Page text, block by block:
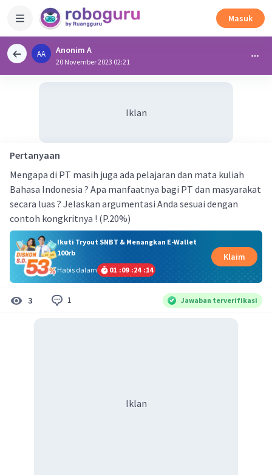
Masuk
AA Anonim A
20 November 2023 02:21
Iklan
Pertanyaan
Mengapa di PT masih juga ada pelajaran dan mata kuliah
Bahasa Indonesia ? Apa manfaatnya bagi PT dan masyarakat
secara luas ? Jelaskan argumentasi Anda sesuai dengan
contoh kongkritnya ! (P.20%)
Ikuti Tryout SNBT & Menangkan E-Wallet
100rb
Habis dalam
01 :09 :24 :14
Klaim
3 1 Jawaban terverifikasi
Iklan